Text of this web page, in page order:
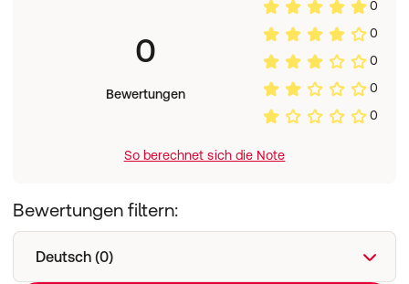
0
Bewertungen
0
0
0
0
0
So berechnet sich die Note
Bewertungen filtern:
Deutsch (0)